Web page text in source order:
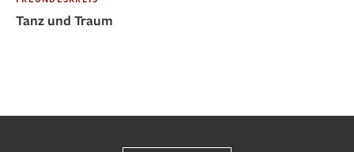
Tanz und Traum